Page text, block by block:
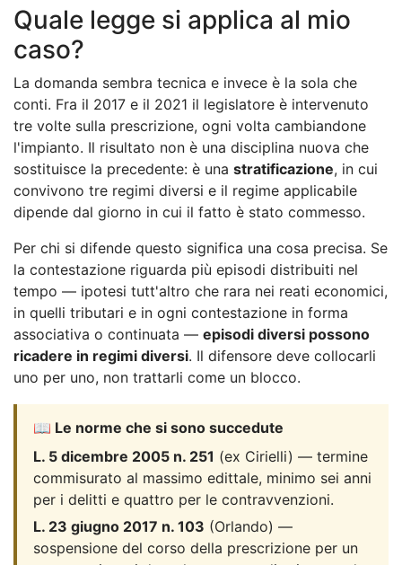
Quale legge si applica al mio
caso?
La domanda sembra tecnica e invece è la sola che
conti. Fra il 2017 e il 2021 il legislatore è intervenuto
tre volte sulla prescrizione, ogni volta cambiandone
l'impianto. Il risultato non è una disciplina nuova che
sostituisce la precedente: è una stratificazione, in cui
convivono tre regimi diversi e il regime applicabile
dipende dal giorno in cui il fatto è stato commesso.
Per chi si difende questo significa una cosa precisa. Se
la contestazione riguarda più episodi distribuiti nel
tempo — ipotesi tutt'altro che rara nei reati economici,
in quelli tributari e in ogni contestazione in forma
associativa o continuata — episodi diversi possono
ricadere in regimi diversi. Il difensore deve collocarli
uno per uno, non trattarli come un blocco.
📖 Le norme che si sono succedute
L. 5 dicembre 2005 n. 251 (ex Cirielli) — termine
commisurato al massimo edittale, minimo sei anni
per i delitti e quattro per le contravvenzioni.
L. 23 giugno 2017 n. 103 (Orlando) —
sospensione del corso della prescrizione per un